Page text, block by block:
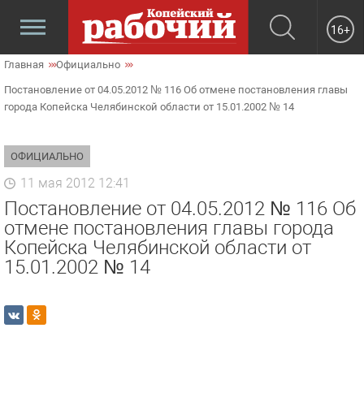
16+
Главная Официально
Постановление от 04.05.2012 № 116 Об отмене постановления главы
города Копейска Челябинской области от 15.01.2002 № 14
ОФИЦИАЛЬНО
11 мая 2012 12:41
Постановление от 04.05.2012 № 116 Об
отмене постановления главы города
Копейска Челябинской области от
15.01.2002 № 14